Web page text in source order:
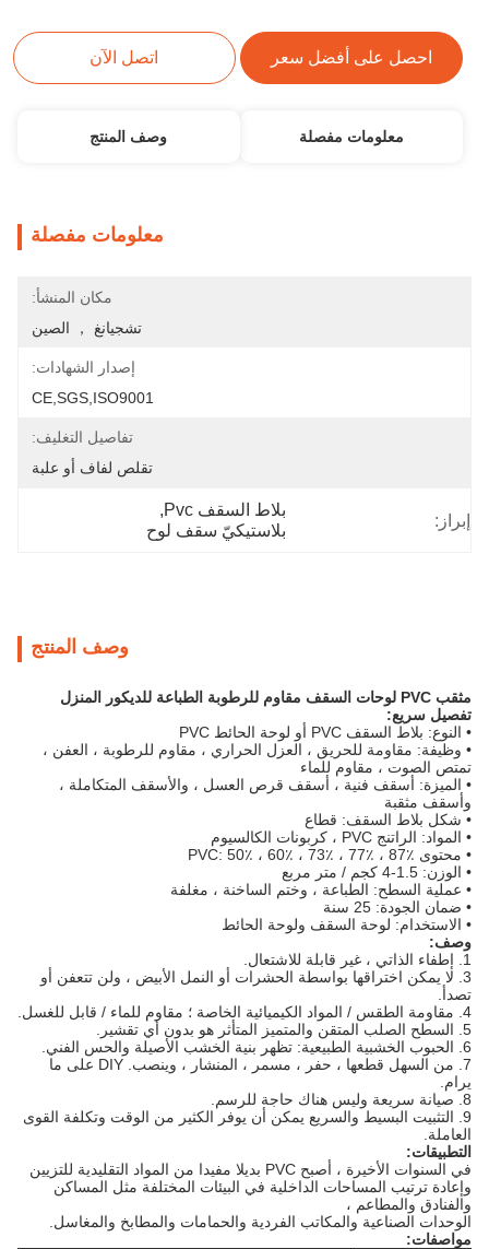
احصل على أفضل سعر اتصل الآن
معلومات مفصلة وصف المنتج
معلومات مفصلة
مكان المنشأ:
تشجيانغ ， الصين
إصدار الشهادات:
CE,SGS,ISO9001
تفاصيل التغليف:
تقلص لفاف أو علبة
إبراز:
بلاط السقف Pvc
,
بلاستيكيّ سقف لوح
وصف المنتج
مثقب PVC لوحات السقف مقاوم للرطوبة الطباعة للديكور المنزل
تفصيل سريع:
• النوع: بلاط السقف PVC أو لوحة الحائط PVC
• وظيفة: مقاومة للحريق ، العزل الحراري ، مقاوم للرطوبة ، العفن ،
تمتص الصوت ، مقاوم للماء
• الميزة: أسقف فنية ، أسقف قرص العسل ، والأسقف المتكاملة ،
وأسقف مثقبة
• شكل بلاط السقف: قطاع
• المواد: الراتنج PVC ، كربونات الكالسيوم
• محتوى PVC: 50٪ ، 60٪ ، 73٪ ، 77٪ ، 87٪
• الوزن: 1.5-4 كجم / متر مربع
• عملية السطح: الطباعة ، وختم الساخنة ، مغلفة
• ضمان الجودة: 25 سنة
• الاستخدام: لوحة السقف ولوحة الحائط
وصف:
3. لا يمكن اختراقها بواسطة الحشرات أو النمل الأبيض ، ولن تتعفن أو
تصدأ.
4. مقاومة الطقس / المواد الكيميائية الخاصة ؛
مقاوم للماء / قابل للغسل.
5. السطح الصلب المتقن والمتميز المتأثر هو بدون أي تقشير.
DIY على ما
يرام.
9. التثبيت البسيط والسريع يمكن أن يوفر الكثير من الوقت وتكلفة القوى
العاملة.
التطبيقات:
في السنوات الأخيرة ، أصبح PVC بديلا مفيدا من المواد التقليدية للتزيين
وإعادة ترتيب المساحات الداخلية في البيئات المختلفة مثل المساكن
والفنادق والمطاعم ،
الوحدات الصناعية والمكاتب الفردية والحمامات والمطابخ والمغاسل.
مواصفات: